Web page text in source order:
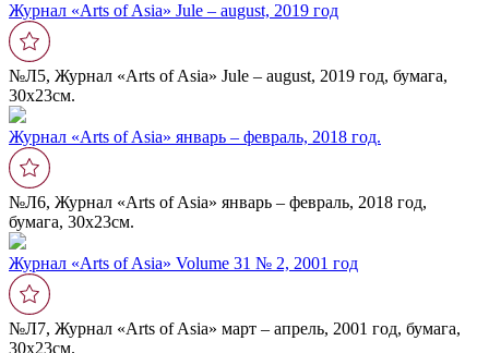
Журнал «Arts of Asia» Jule – august, 2019 год
№Л5, Журнал «Arts of Asia» Jule – august, 2019 год, бумага,
30х23см.
Журнал «Arts of Asia» январь – февраль, 2018 год.
№Л6, Журнал «Arts of Asia» январь – февраль, 2018 год,
бумага, 30х23см.
Журнал «Arts of Asia» Volume 31 № 2, 2001 год
№Л7, Журнал «Arts of Asia» март – апрель, 2001 год, бумага,
30х23см.